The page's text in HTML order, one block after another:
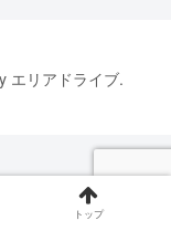
エリアドライブ.
トップ